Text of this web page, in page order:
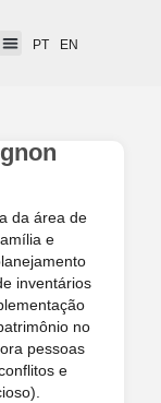
PT EN
da área de
e
inventários
no
pessoas
e